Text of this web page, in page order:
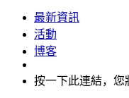
最新資訊
活動
博客
按一下此連結，您